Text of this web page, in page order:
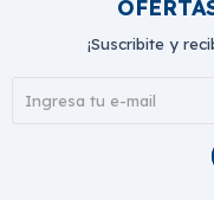
¡Suscribite y